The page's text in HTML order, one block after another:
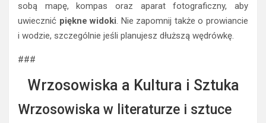
sobą mapę, kompas oraz aparat fotograficzny, aby
uwiecznić piękne widoki. Nie zapomnij także o prowiancie
i wodzie, szczególnie jeśli planujesz dłuższą wędrówkę.
###
Wrzosowiska a Kultura i Sztuka
Wrzosowiska w literaturze i sztuce